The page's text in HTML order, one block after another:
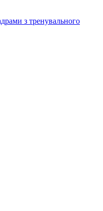
з тренувального